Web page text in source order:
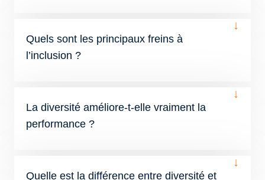
Quels sont les principaux freins à
l’inclusion ?
↓
La diversité améliore-t-elle vraiment la
performance ?
↓
Quelle est la différence entre diversité et
↓